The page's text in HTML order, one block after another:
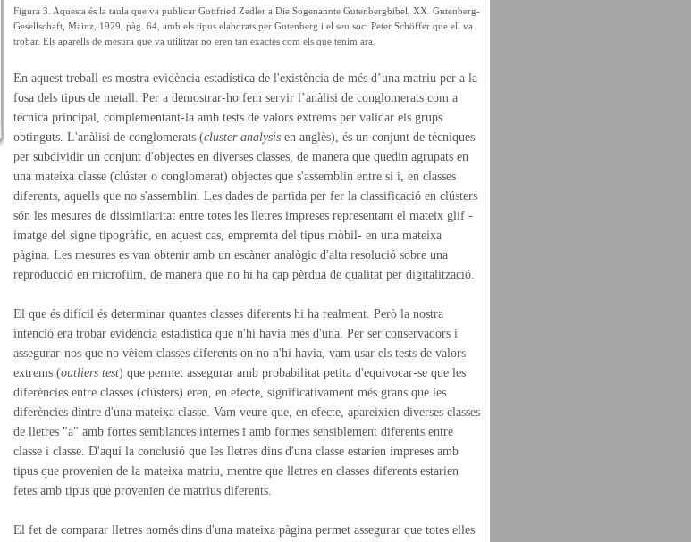
Figura 3. Aquesta és la taula que va publicar Gottfried Zedler a Die Sogenannte Gutenbergbibel, XX. Gutenberg-
Gesellschaft, Mainz, 1929, pàg. 64, amb els tipus elaborats per Gutenberg i el seu soci Peter Schöffer que ell va
trobar. Els aparells de mesura que va utilitzar no eren tan exactes com els que tenim ara.
En aquest treball es mostra evidència estadística de l'existència de més d’una matriu per a la
fosa dels tipus de metall. Per a demostrar-ho fem servir l’anàlisi de conglomerats com a
tècnica principal, complementant-la amb tests de valors extrems per validar els grups
obtinguts. L'anàlisi de conglomerats (cluster analysisen anglès), és un conjunt de tècniques
per subdividir un conjunt d'objectes en diverses classes, de manera que quedin agrupats en
una mateixa classe (clúster o conglomerat) objectes que s'assemblin entre si i, en classes
diferents, aquells que no s'assemblin. Les dades de partida per fer la classificació en clústers
són les mesures de dissimilaritat entre totes les lletres impreses representant el mateix glif -
imatge del signe tipogràfic, en aquest cas, empremta del tipus mòbil- en una mateixa
pàgina. Les mesures es van obtenir amb un escàner analògic d'alta resolució sobre una
reproducció en microfilm, de manera que no hi ha cap pèrdua de qualitat per digitalització.
El que és difícil és determinar quantes classes diferents hi ha realment. Però la nostra
intenció era trobar evidència estadística que n'hi havia més d'una. Per ser conservadors i
assegurar-nos que no vèiem classes diferents on no n'hi havia, vam usar els tests de valors
extrems (outliers test) que permet assegurar amb probabilitat petita d'equivocar-se que les
diferències entre classes (clústers) eren, en efecte, significativament més grans que les
diferències dintre d'una mateixa classe. Vam veure que, en efecte, apareixien diverses classes
de lletres "a" amb fortes semblances internes i amb formes sensiblement diferents entre
classe i classe. D'aquí la conclusió que les lletres dins d'una classe estarien impreses amb
tipus que provenien de la mateixa matriu, mentre que lletres en classes diferents estarien
fetes amb tipus que provenien de matrius diferents.
El fet de comparar lletres només dins d'una mateixa pàgina permet assegurar que totes elles